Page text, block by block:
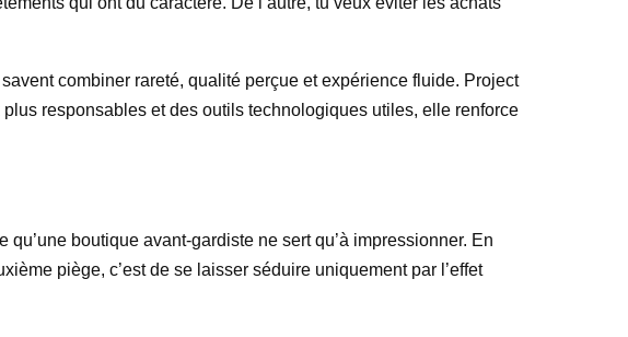
combiner rareté, qualité perçue et expérience fluide. Project
responsables et des outils technologiques utiles, elle renforce
boutique avant-gardiste ne sert qu’à impressionner. En
piège, c’est de se laisser séduire uniquement par l’effet